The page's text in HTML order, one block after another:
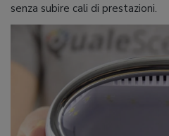
senza subire cali di prestazioni.